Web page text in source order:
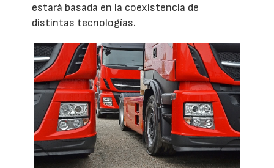
estará basada en la coexistencia de
distintas tecnologías.